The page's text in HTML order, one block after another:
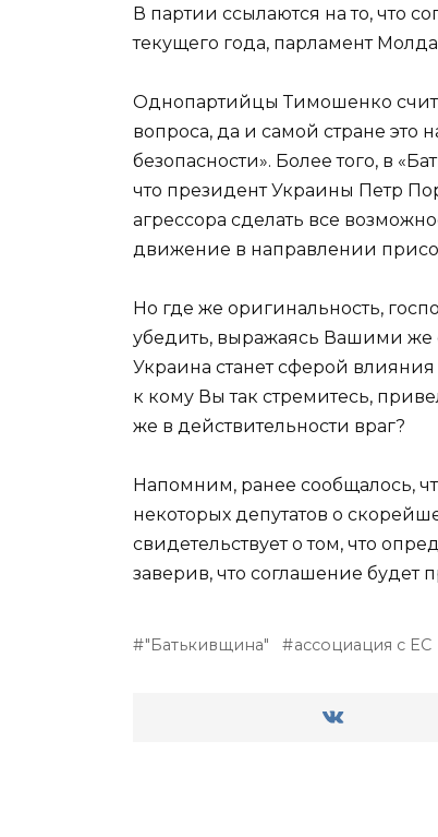
В партии ссылаются на то, что
текущего года, парламент
Однопартийцы Тимошенко
вопроса, да и самой стране это
безопасности». Более того, в
что президент Украины Петр
агрессора сделать все
движение в направлении
Но где же оригинальность,
убедить, выражаясь Вашими же
Украина станет сферой
к кому Вы так стремитесь,
же в действительности враг?
Напомним, ранее сообщалось,
некоторых депутатов о
свидетельствует о том, что
заверив, что соглашение будет
"Батькивщина" ассоциация с ЕС